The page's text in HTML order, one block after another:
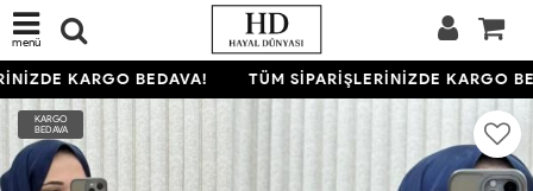
menü
KARGO BEDAVA! TÜM SİPARİŞLERİNİZDE KARGO
KARGO
BEDAVA